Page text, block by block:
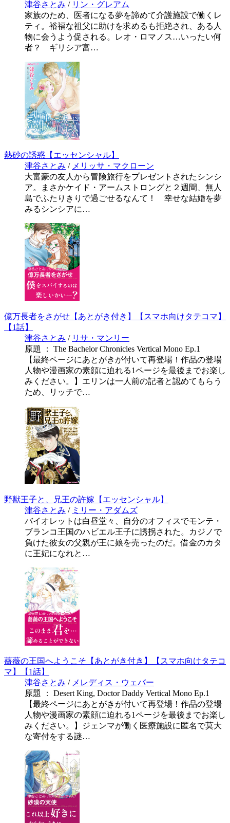
津谷さとみ / リン・グレアム
家族のため、医者になる夢を諦めて介護施設で働くレ
ティ。裕福な祖父に助けを求めるも拒絶され、ある人
物に会うよう促される。レオ・ロマノス…いったい何
者？ ギリシア富…
熱砂の誘惑【エッセンシャル】
津谷さとみ / メリッサ・マクローン
大富豪の友人から冒険旅行をプレゼントされたシンシ
ア。まさかケイド・アームストロングと２週間、無人
島でふたりきりで過ごせるなんて！ 幸せな結婚を夢
みるシンシアに…
億万長者をさがせ【あとがき付き】【スマホ向けタテコマ】
【1話】
津谷さとみ / リサ・マンリー
原題 ： The Bachelor Chronicles Vertical Mono Ep.1
【最終ページにあとがきが付いて再登場！作品の登場
人物や漫画家の素顔に迫れる1ページを最後までお楽し
みください。】エリンは一人前の記者と認めてもらう
ため、リッチで…
野獣王子と、兄王の許嫁【エッセンシャル】
津谷さとみ / ミリー・アダムズ
バイオレットは白昼堂々、自分のオフィスでモンテ・
ブランコ王国のハビエル王子に誘拐された。カジノで
負けた彼女の父親が王に娘を売ったのだ。借金のカタ
に王妃になれと…
薔薇の王国へようこそ【あとがき付き】【スマホ向けタテコ
マ】【1話】
津谷さとみ / メレディス・ウェバー
原題 ： Desert King, Doctor Daddy Vertical Mono Ep.1
【最終ページにあとがきが付いて再登場！作品の登場
人物や漫画家の素顔に迫れる1ページを最後までお楽し
みください。】ジェンマが働く医療施設に匿名で莫大
な寄付をする謎…